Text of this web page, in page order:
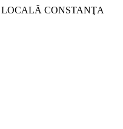
CONSTANŢA